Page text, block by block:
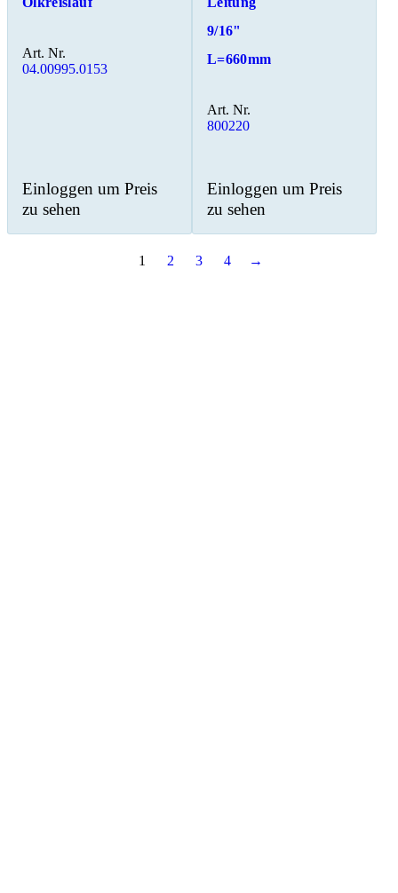
Art. Nr.
04.00995.0153
Einloggen um Preis
zu sehen
9/16"
L=660mm
Art. Nr.
800220
Einloggen um Preis
zu sehen
1 2 3 4 →